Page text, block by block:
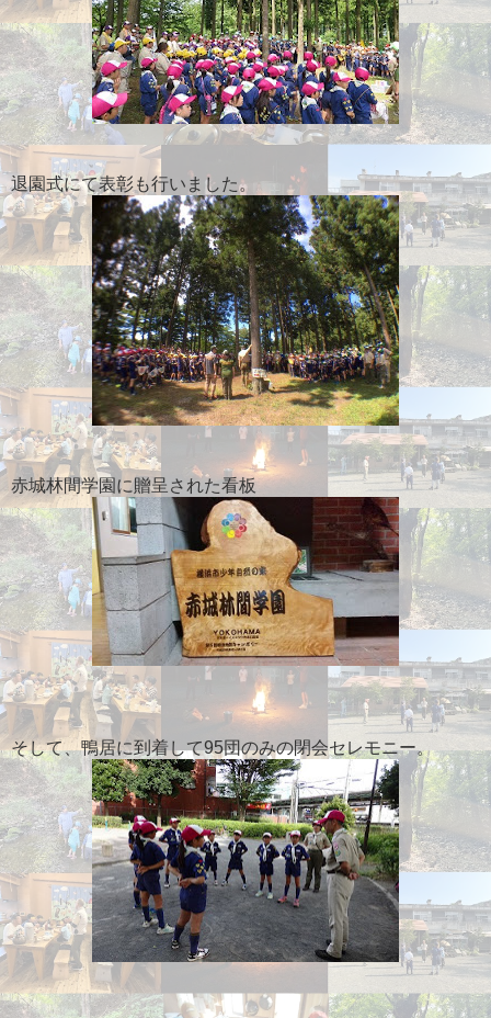
退園式にて表彰も行いました。
赤城林間学園に贈呈された看板
そして、鴨居に到着して95団のみの閉会セレモニー。